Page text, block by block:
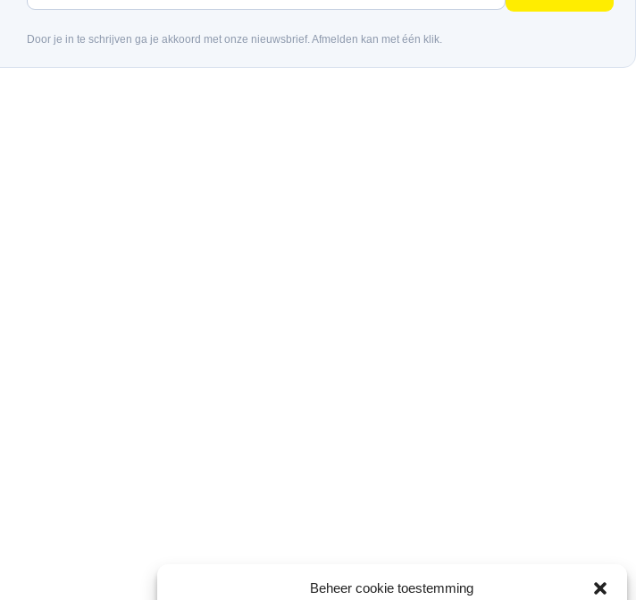
Beheer cookie toestemming
Door je in te schrijven ga je akkoord met onze nieuwsbrief. Afmelden kan met één klik.